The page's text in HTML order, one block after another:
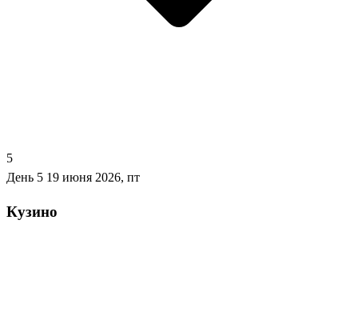
5
День 5 19 июня 2026, пт
Кузино